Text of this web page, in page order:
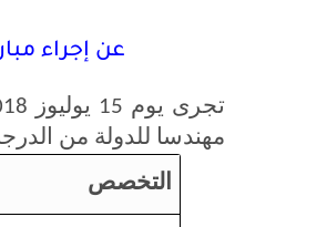
عن إجراء مباراة لتوظيف
تجرى يوم يوليوز
مهندسا للدولة من
التخصص